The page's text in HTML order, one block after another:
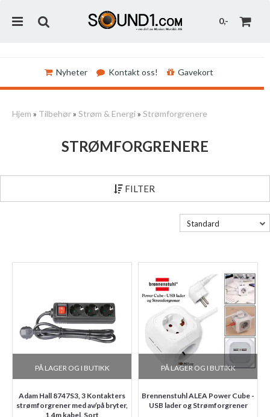
0,-
Nyheter Kontakt oss! Gavekort
Hjem » Tilbehør» Strøm & Energi» Strømforgrenere
STRØMFORGRENERE
FILTER
Standard
PÅ LAGER OG I BUTIKK
Adam Hall 8747S3, 3 Kontakters
strømforgrener med av/på bryter,
1,4m kabel, Sort
PÅ LAGER OG I BUTIKK
Brennenstuhl ALEA Power Cube -
USB lader og Strømforgrener